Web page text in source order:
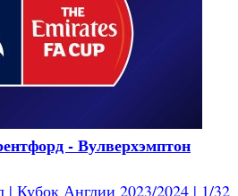
- Вулверхэмптон
| Кубок Англии 2023/2024 | 1/32